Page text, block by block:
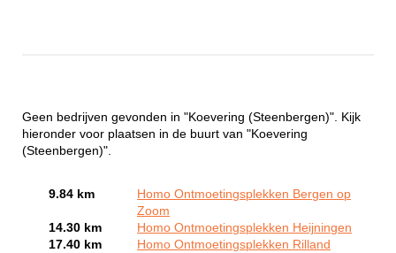
Geen bedrijven gevonden in "Koevering (Steenbergen)". Kijk
hieronder voor plaatsen in de buurt van "Koevering
(Steenbergen)".
9.84 km
Homo Ontmoetingsplekken Bergen op
Zoom
14.30 km
Homo Ontmoetingsplekken Heijningen
17.40 km
Homo Ontmoetingsplekken Rilland